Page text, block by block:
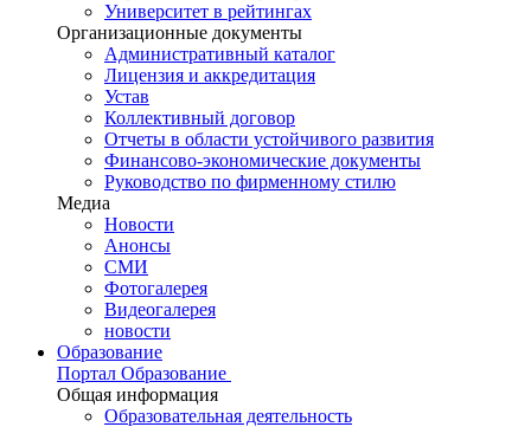
Университет в рейтингах
Организационные документы
Административный каталог
Лицензия и аккредитация
Устав
Коллективный договор
Отчеты в области устойчивого развития
Финансово-экономические документы
Руководство по фирменному стилю
Медиа
Новости
Анонсы
СМИ
Фотогалерея
Видеогалерея
новости
Образование
Портал Образование
Общая информация
Образовательная деятельность